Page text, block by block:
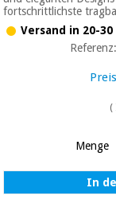
fortschrittlichste
Versand in 20-
Referenz:
Preis
(
Menge
In